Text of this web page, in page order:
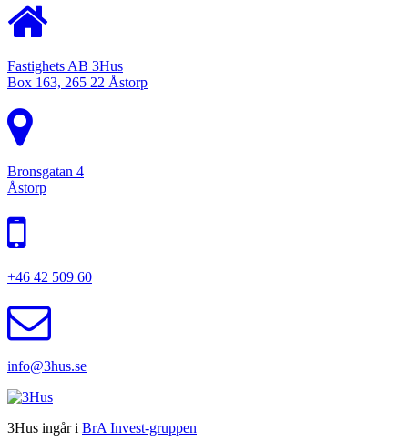
Fastighets AB 3Hus
Box 163, 265 22 Åstorp
Bronsgatan 4
Åstorp
+46 42 509 60
info@3hus.se
3Hus ingår i BrA Invest-gruppen